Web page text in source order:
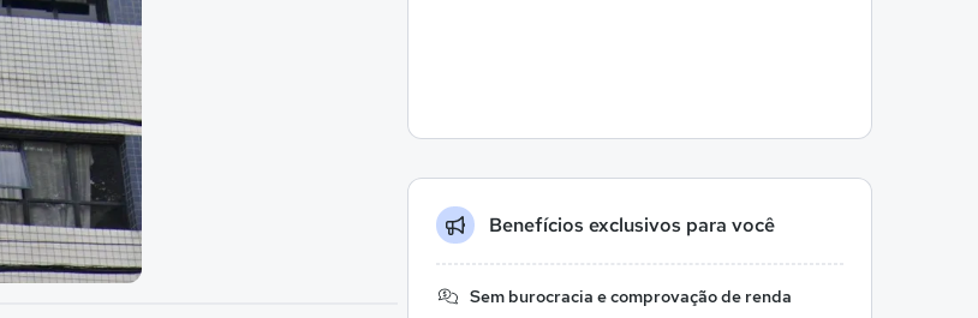
Benefícios exclusivos para você
Sem burocracia e comprovação de renda